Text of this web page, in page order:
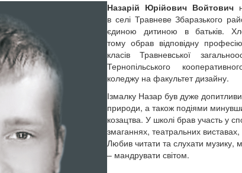
Назарій Юрійович Войтович
в селі Травневе Збаразького
єдиною дитиною в батьків.
тому обрав відповідну
класів Травневської
Тернопільського
коледжу на факультет дизайну.
Ізмалку Назар був дуже
природи, а також подіями
козацтва. У школі брав участь у
змаганнях, театральних виставах,
Любив читати та слухати музику,
– мандрувати світом.